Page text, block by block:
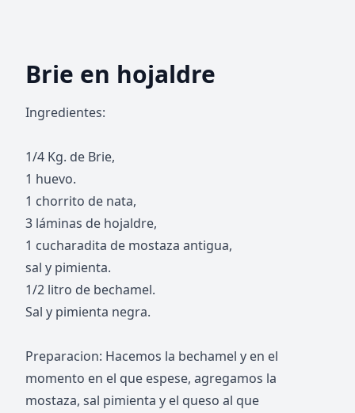
Brie en hojaldre
Ingredientes:
1/4 Kg. de Brie,
1 huevo.
1 chorrito de nata,
3 láminas de hojaldre,
1 cucharadita de mostaza antigua,
sal y pimienta.
1/2 litro de bechamel.
Sal y pimienta negra.
Preparacion: Hacemos la bechamel y en el
momento en el que espese, agregamos la
mostaza, sal pimienta y el queso al que